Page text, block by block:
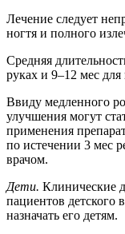
Лечение следует
ногтя и полного
Средняя
руках и 9–12 мес для
Ввиду медленного
улучшения могут
применения
по истечении 3 мес
врачом.
Дети. Клинические
пациентов детского
назначать его детям.